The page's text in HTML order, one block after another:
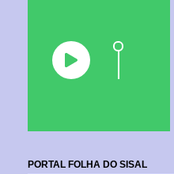
PORTAL FOLHA DO SISAL